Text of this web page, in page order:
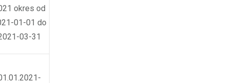
okres od
01-01 do
03-31